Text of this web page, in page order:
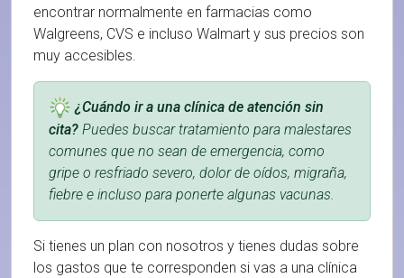
encontrar normalmente en farmacias como
Walgreens, CVS e incluso Walmart y sus precios son
muy accesibles.
¿Cuándo ir a una clínica de atención sin
cita? Puedes buscar tratamiento para malestares
comunes que no sean de emergencia, como
gripe o resfriado severo, dolor de oídos, migraña,
fiebre e incluso para ponerte algunas vacunas.
Si tienes un plan con nosotros y tienes dudas sobre
los gastos que te corresponden si vas a una clínica